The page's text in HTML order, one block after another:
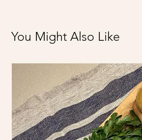
You Might Also Like